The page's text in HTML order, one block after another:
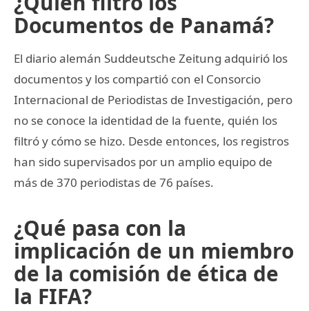
Documentos de Panamá?
El diario alemán Suddeutsche Zeitung adquirió los
documentos y los compartió con el Consorcio
Internacional de Periodistas de Investigación, pero
no se conoce la identidad de la fuente, quién los
filtró y cómo se hizo. Desde entonces, los registros
han sido supervisados por un amplio equipo de
más de 370 periodistas de 76 países.
¿Qué pasa con la
implicación de un miembro
de la comisión de ética de
la FIFA?